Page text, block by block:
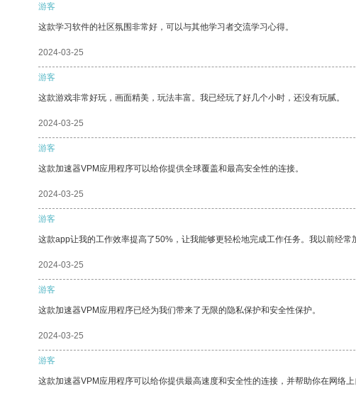
游客
这款学习软件的社区氛围非常好，可以与其他学习者交流学习心得。
2024-03-25
游客
这款游戏非常好玩，画面精美，玩法丰富。我已经玩了好几个小时，还没有玩腻。
2024-03-25
游客
这款加速器VPM应用程序可以给你提供全球覆盖和最高安全性的连接。
2024-03-25
游客
这款app让我的工作效率提高了50%，让我能够更轻松地完成工作任务。我以前经
2024-03-25
游客
这款加速器VPM应用程序已经为我们带来了无限的隐私保护和安全性保护。
2024-03-25
游客
这款加速器VPM应用程序可以给你提供最高速度和安全性的连接，并帮助你在网络上